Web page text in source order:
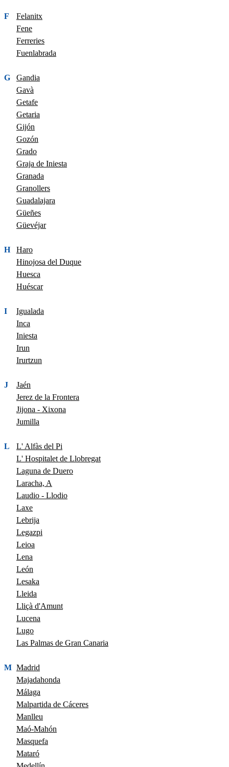
F
Felanitx
Fene
Ferreries
Fuenlabrada
G
Gandia
Gavà
Getafe
Getaria
Gijón
Gozón
Grado
Graja de Iniesta
Granada
Granollers
Guadalajara
Güeñes
Güevéjar
H
Haro
Hinojosa del Duque
Huesca
Huéscar
I
Igualada
Inca
Iniesta
Irun
Irurtzun
J
Jaén
Jerez de la Frontera
Jijona - Xixona
Jumilla
L
L' Alfàs del Pi
L' Hospitalet de Llobregat
Laguna de Duero
Laracha, A
Laudio - Llodio
Laxe
Lebrija
Legazpi
Leioa
Lena
León
Lesaka
Lleida
Lliçà d'Amunt
Lucena
Lugo
Las Palmas de Gran Canaria
M Madrid
Majadahonda
Málaga
Malpartida de Cáceres
Manlleu
Maó-Mahón
Masquefa
Mataró